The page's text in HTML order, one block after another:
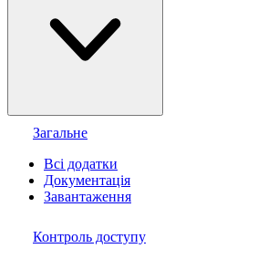
Загальне
Всі додатки
Документація
Завантаження
Контроль доступу